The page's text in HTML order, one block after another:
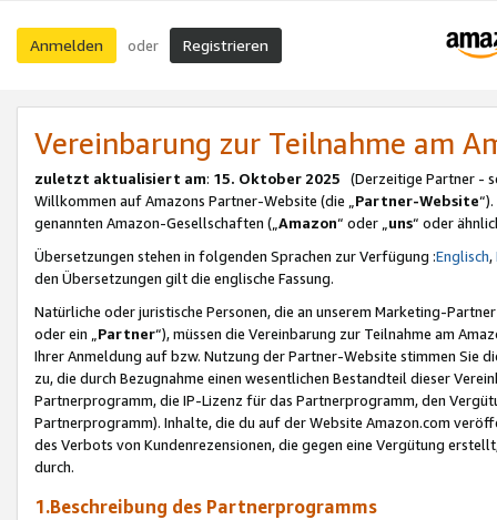
Anmelden oder Registrieren
Vereinbarung zur Teilnahme am
zuletzt aktualisiert am: 15. Oktober 2025 (Derzeitige Partner -
Willkommen auf Amazons Partner-Website (die „Partner-Website
genannten Amazon-Gesellschaften („Amazon“ oder „uns“ oder
Übersetzungen stehen in folgenden Sprachen zur Verfügung :Englisch,
den Übersetzungen gilt die englische Fassung.
Natürliche oder juristische Personen, die an unserem Marketing-
oder ein „Partner“), müssen die Vereinbarung zur Teilnahme am
Ihrer Anmeldung auf bzw. Nutzung der Partner-Website stimmen Sie
zu, die durch Bezugnahme einen wesentlichen Bestandteil dieser
Partnerprogramm, die IP-Lizenz für das Partnerprogramm, den
Partnerprogramm). Inhalte, die du auf der Website Amazon.com
des Verbots von Kundenrezensionen, die gegen eine Vergütung
durch.
1.Beschreibung des Partnerprogramms